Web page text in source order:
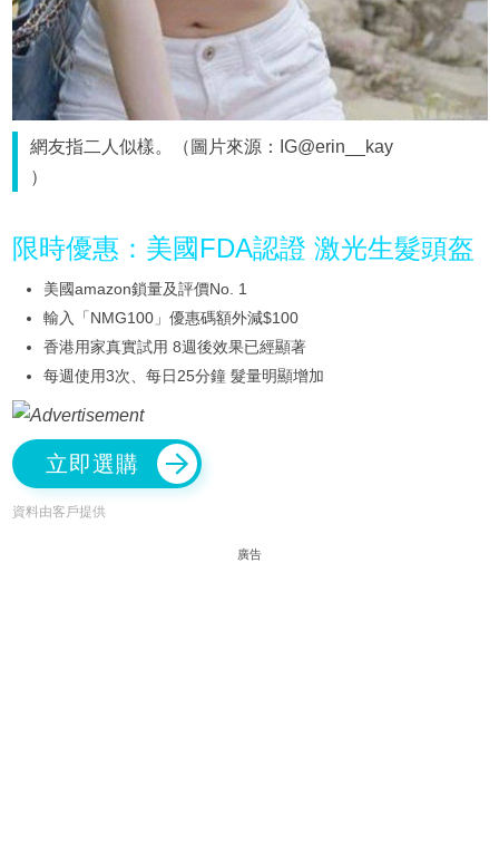
網友指二人似樣。（圖片來源：IG@erin__kay
）
限時優惠：美國FDA認證 激光生髮頭盔
美國amazon鎖量及評價No. 1
輸入「NMG100」優惠碼額外減$100
香港用家真實試用 8週後效果已經顯著
每週使用3次、每日25分鐘 髮量明顯增加
立即選購
資料由客戶提供
廣告